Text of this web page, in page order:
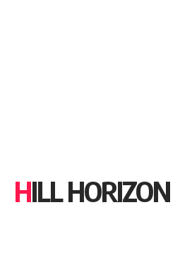
HILL HORIZON